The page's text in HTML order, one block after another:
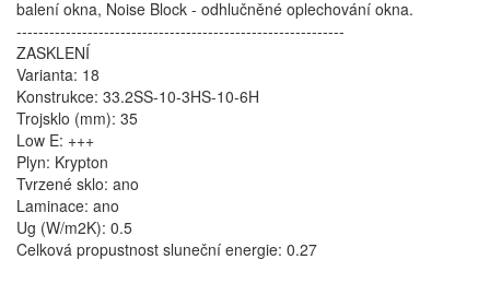
balení okna, Noise Block - odhlučněné oplechování okna.
------------------------------------------------------------
ZASKLENÍ
Varianta: 18
Konstrukce: 33.2SS-10-3HS-10-6H
Trojsklo (mm): 35
Low E: +++
Plyn: Krypton
Tvrzené sklo: ano
Laminace: ano
Ug (W/m2K): 0.5
Celková propustnost sluneční energie: 0.27